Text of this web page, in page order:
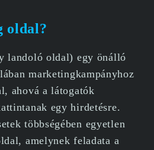
oldal?
landoló oldal) egy önálló
marketingkampányhoz
ahová a látogatók
egy hirdetésre.
többségében egyetlen
amelynek feladata a